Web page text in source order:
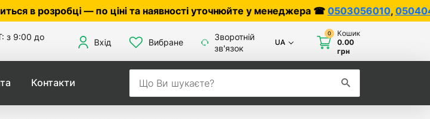
— по ціні та наявності уточнюйте у менеджера ☎0503056010,0504042070
з 9:00 до
Вхід Вибране
Зворотній
зв'язок
UA
0
Кошик
0.00
грн
Контакти